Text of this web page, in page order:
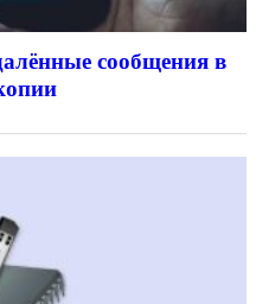
сообщения в